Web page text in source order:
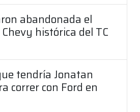
abandonada el
histórica del TC
tendría Jonatan
correr con Ford en